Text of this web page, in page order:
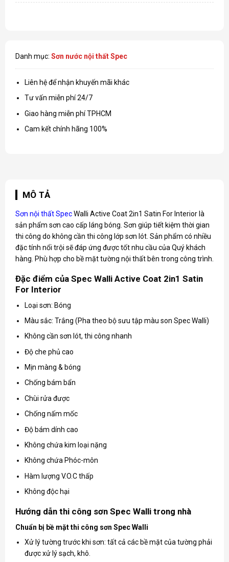
Danh mục: Sơn nước nội thất Spec
Liên hệ để nhận khuyến mãi khác
Tư vấn miễn phí 24/7
Giao hàng miễn phí TPHCM
Cam kết chính hãng 100%
MÔ TẢ
Sơn nội thất SpecWalli Active Coat 2in1 Satin For Interior là
sản phẩm sơn cao cấp láng bóng. Sơn giúp tiết kiệm thời gian
thi công do không cần thi công lớp sơn lót. Sản phẩm có nhiều
đặc tính nổi trội sẽ đáp ứng được tốt nhu cầu của Quý khách
hàng. Phù hợp cho bề mặt tường nội thất bên trong công trình.
Đặc điểm của Spec Walli Active Coat 2in1 Satin
For Interior
Loại sơn: Bóng
Màu sắc: Trắng (Pha theo bộ sưu tập màu son Spec Walli)
Không cần sơn lót, thi công nhanh
Độ che phủ cao
Mịn màng & bóng
Chống bám bẩn
Chùi rửa được
Chống nấm mốc
Độ bám dính cao
Không chứa kim loại nặng
Không chứa Phóc-môn
Hàm lượng V.O.C thấp
Không độc hại
Hướng dẫn thi công sơn Spec Walli trong nhà
Chuẩn bị bề mặt thi công sơn Spec Walli
Xử lý tường trước khi sơn: tất cả các bề mặt của tường phải
được xử lý sạch, khô.